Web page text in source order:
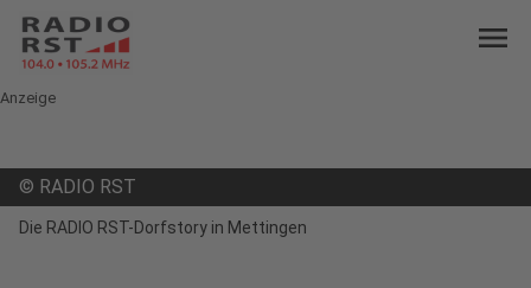
menu
Anzeige
© RADIO RST
Die RADIO RST-Dorfstory in Mettingen